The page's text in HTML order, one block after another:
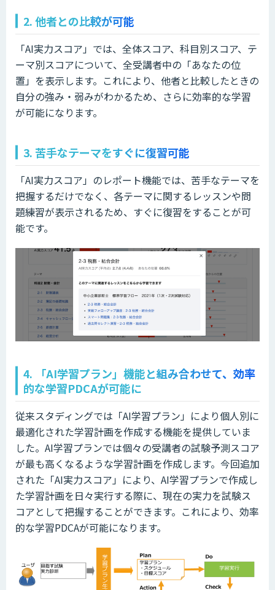
2. 他者との比較が可能
「AI実力スコア」では、全体スコア、科目別スコア、テ
ーマ別スコアについて、全受講者中の「あなたの位
置」を表示します。これにより、他者と比較したときの
自分の強み・弱みがわかるため、さらに効率的な学習
が可能になります。
3. 苦手なテーマをすぐに復習可能
「AI実力スコア」のレポート機能では、苦手なテーマを
把握するだけでなく、各テーマに関するレッスンや問
題練習が表示されるため、すぐに復習をすることが可
能です。
4. 「AI学習プラン」機能と組み合わせて、効率
的な学習PDCAが可能に
従来スタディングでは「AI学習プラン」により個人別に
最適化された学習計画を作成する機能を提供していま
した。AI学習プランでは個々の受講者の試験予測スコア
が最も高くなるような学習計画を作成します。今回追加
された「AI実力スコア」により、AI学習プランで作成し
た学習計画を日々実行する際に、現在の実力を試験ス
コアとして把握することができます。これにより、効率
的な学習PDCAが可能になります。